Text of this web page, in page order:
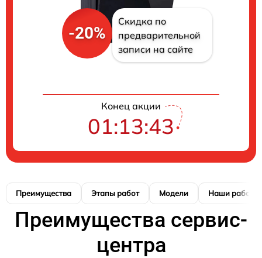
-20%
Скидка по
предварительной
записи на сайте
Конец акции
01:13:42
Преимущества Этапы работ Модели Наши работы
Преимущества сервис-
центра